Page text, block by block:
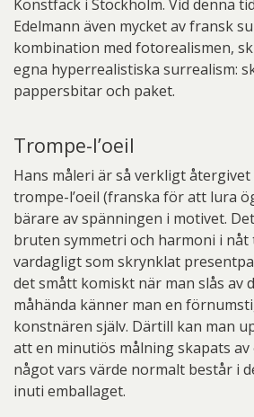
Konstfack i Stockholm. Vid denna
Edelmann även mycket av fransk
kombination med fotorealismen,
egna hyperrealistiska surrealism:
pappersbitar och paket.
Trompe-l’oeil
Hans måleri är så verkligt
trompe-l’oeil (franska för att lura
bärare av spänningen i motivet.
bruten symmetri och harmoni i nåt
vardagligt som skrynklat
det smått komiskt när man slås av
måhända känner man en
konstnären själv. Därtill kan man
att en minutiös målning skapats
något vars värde normalt består i
inuti emballaget.